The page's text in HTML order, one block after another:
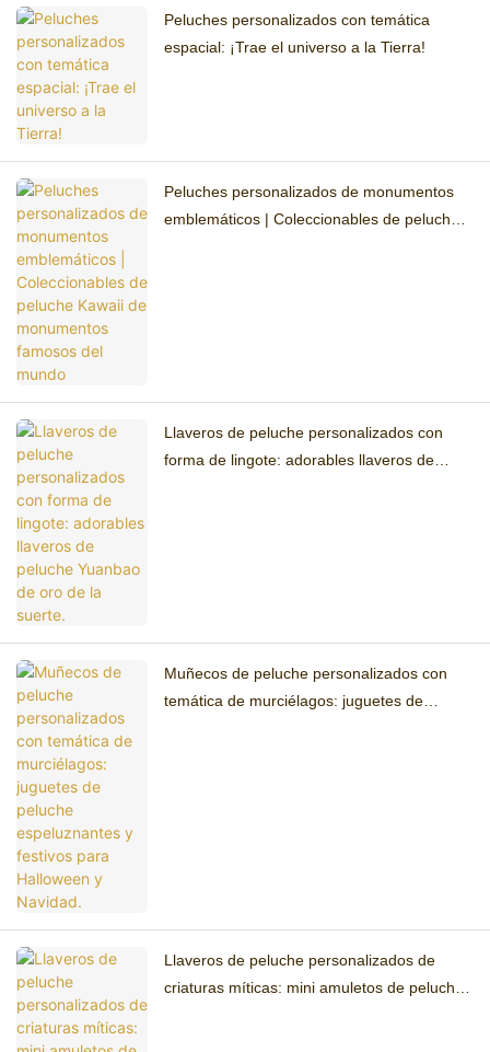
Peluches personalizados con temática
espacial: ¡Trae el universo a la Tierra!
Peluches personalizados de monumentos
emblemáticos | Coleccionables de peluche
Llaveros de peluche personalizados con
forma de lingote: adorables llaveros de
Muñecos de peluche personalizados con
temática de murciélagos: juguetes de
Llaveros de peluche personalizados de
criaturas míticas: mini amuletos de peluche